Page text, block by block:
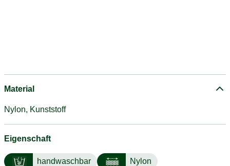
Material
Nylon, Kunststoff
Eigenschaft
handwaschbar Nylon